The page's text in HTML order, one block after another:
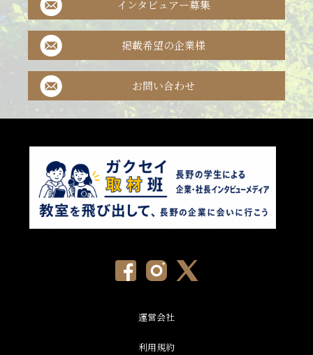
インタビュアー募集
掲載希望の企業様
お問い合わせ
運営会社
利用規約